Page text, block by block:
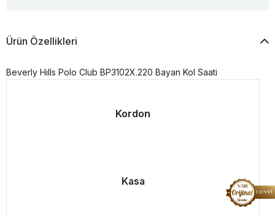
Ürün Özellikleri
Beverly Hılls Polo Club BP3102X.220 Bayan Kol Saati
Kordon
Kasa